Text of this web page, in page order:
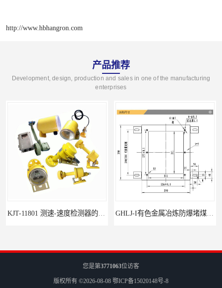
http://www.hbhangron.com
产品推荐
Development, design, production and sales in one of the manufacturing
enterprises
您是第3771063位访客
版权所有 ©2026-08-08 鄂ICP备15020148号-8